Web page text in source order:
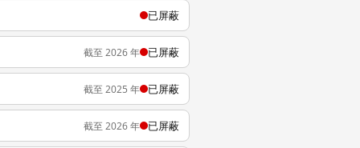
已屏蔽
截至 2026 年 已屏蔽
截至 2025 年 已屏蔽
截至 2026 年 已屏蔽